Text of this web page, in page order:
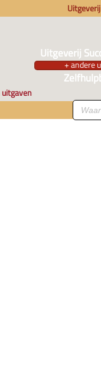
Uitgeverij
+ andere
uitgaven